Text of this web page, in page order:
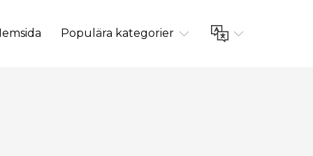
Populära kategorier